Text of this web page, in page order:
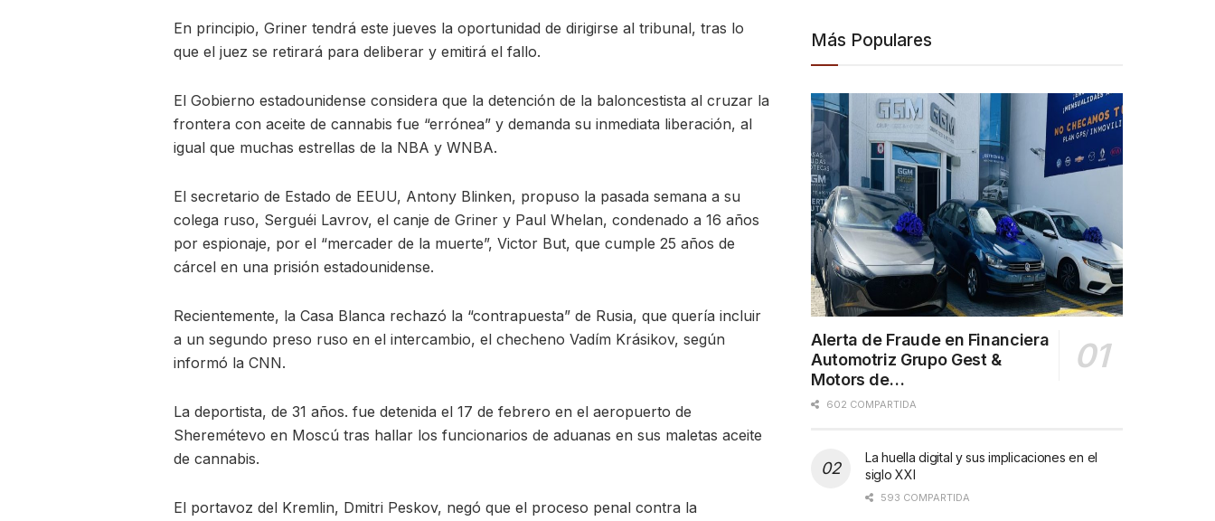
En principio, Griner tendrá este jueves la oportunidad de dirigirse al tribunal, tras lo
que el juez se retirará para deliberar y emitirá el fallo.
El Gobierno estadounidense considera que la detención de la baloncestista al cruzar la
frontera con aceite de cannabis fue “errónea” y demanda su inmediata liberación, al
igual que muchas estrellas de la NBA y WNBA.
El secretario de Estado de EEUU, Antony Blinken, propuso la pasada semana a su
colega ruso, Serguéi Lavrov, el canje de Griner y Paul Whelan, condenado a 16 años
por espionaje, por el “mercader de la muerte”, Victor But, que cumple 25 años de
cárcel en una prisión estadounidense.
Recientemente, la Casa Blanca rechazó la “contrapuesta” de Rusia, que quería incluir
a un segundo preso ruso en el intercambio, el checheno Vadím Krásikov, según
informó la CNN.
La deportista, de 31 años. fue detenida el 17 de febrero en el aeropuerto de
Sheremétevo en Moscú tras hallar los funcionarios de aduanas en sus maletas aceite
de cannabis.
El portavoz del Kremlin, Dmitri Peskov, negó que el proceso penal contra la
Más Populares
Alerta de Fraude en Financiera
Automotriz Grupo Gest &
Motors de…
602 COMPARTIDA
La huella digital y sus implicaciones en el
siglo XXI
593 COMPARTIDA